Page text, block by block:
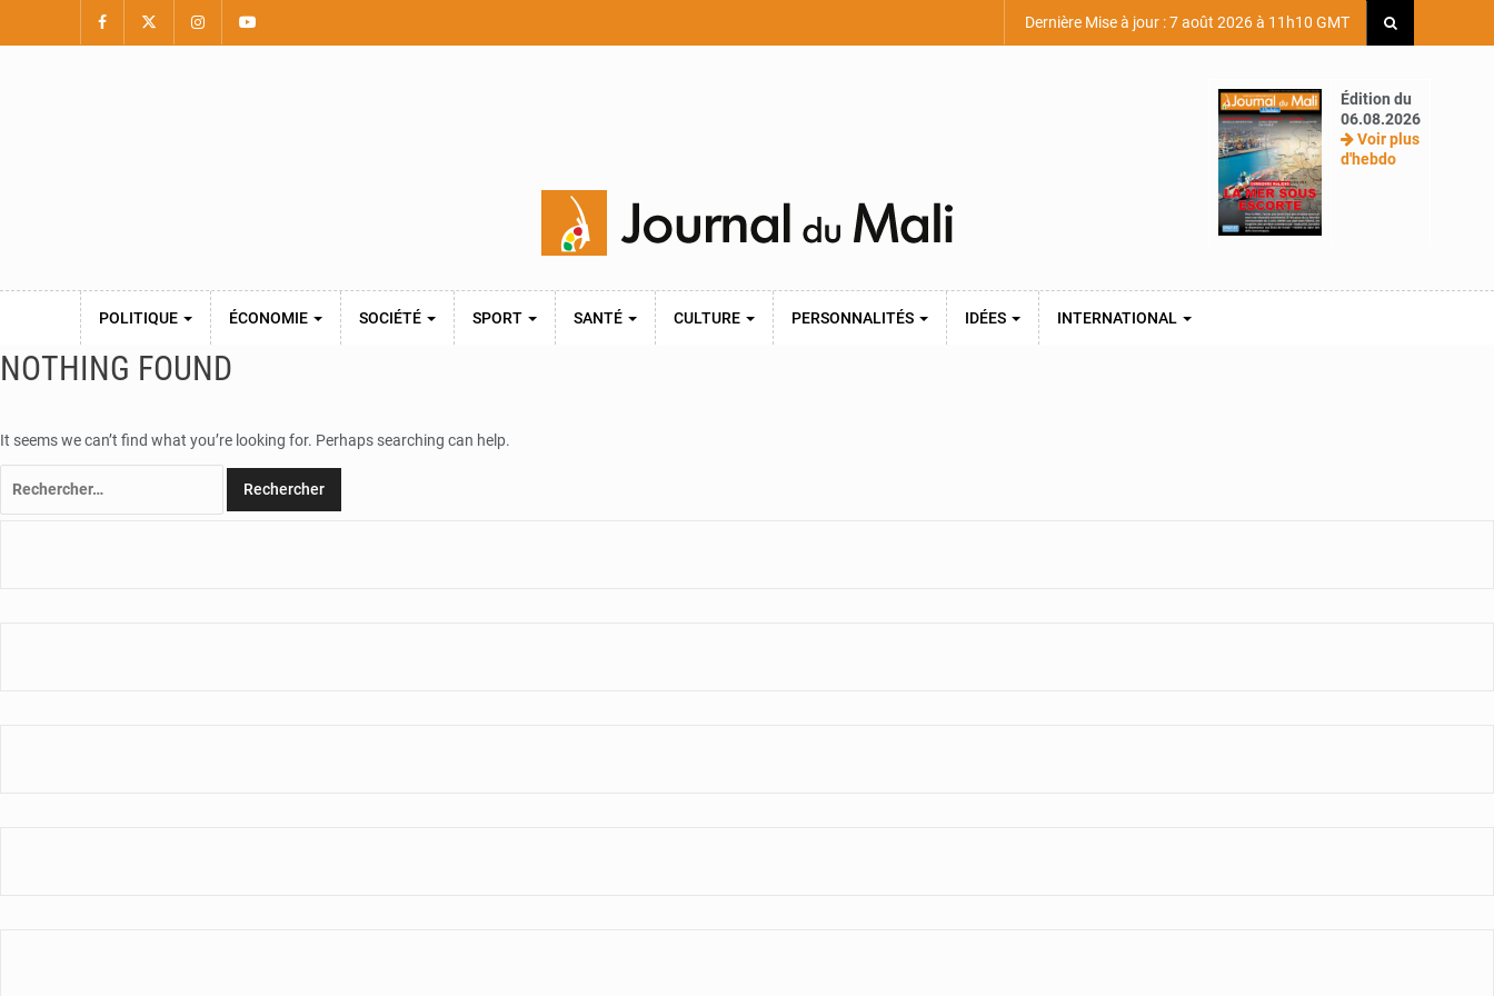
Dernière Mise à jour : 7 août 2026 à 11h10 GMT
Édition du
06.08.2026
Voir plus
d'hebdo
POLITIQUE ÉCONOMIE SOCIÉTÉ SPORT SANTÉ CULTURE PERSONNALITÉS IDÉES INTERNATIONAL
NOTHING FOUND
It seems we can’t find what you’re looking for. Perhaps searching can help.